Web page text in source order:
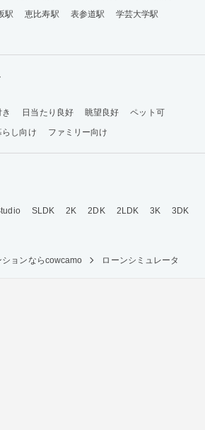
駅 恵比寿駅 表参道駅
学芸大学駅
日当たり良好 眺望良好
ペット可
らし向け ファミリー向け
SLDK 2K 2DK 2LDK 3K
3DK
ョンならcowcamo ローンシミュレータ